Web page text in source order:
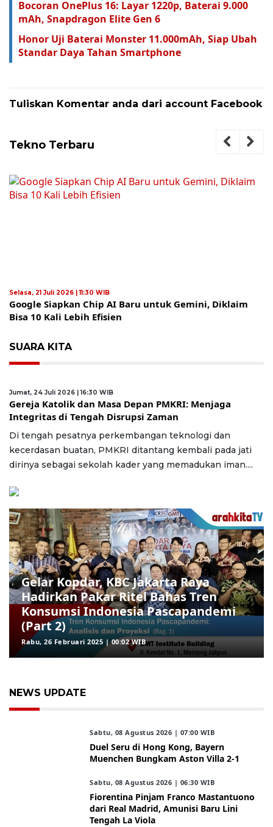
Bocoran OnePlus 16: Layar 1220p, Baterai 9.000
mAh, Snapdragon Elite Gen 6
Honor Uji Baterai Monster 11.000mAh, Siap Ubah
Standar Daya Tahan Smartphone
Tuliskan Komentar anda dari account Facebook
Tekno Terbaru
Selasa, 21 Juli 2026 | 11:30 WIB
Google Siapkan Chip AI Baru untuk Gemini, Diklaim
Bisa 10 Kali Lebih Efisien
SUARA KITA
Jumat, 24 Juli 2026 | 16:30 WIB
Gereja Katolik dan Masa Depan PMKRI: Menjaga
Integritas di Tengah Disrupsi Zaman
Di tengah pesatnya perkembangan teknologi dan
kecerdasan buatan, PMKRI ditantang kembali pada jati
dirinya sebagai sekolah kader yang memadukan iman....
Gelar Kopdar, KBC Jakarta Raya
Hadirkan Pakar Ritel Bahas Tren
Konsumsi Indonesia Pascapandemi
(Part 2)
Rabu, 26 Februari 2025 | 00:02 WIB
NEWS UPDATE
Sabtu, 08 Agustus 2026 | 07:00 WIB
Duel Seru di Hong Kong, Bayern
Muenchen Bungkam Aston Villa 2-1
Sabtu, 08 Agustus 2026 | 06:30 WIB
Fiorentina Pinjam Franco Mastantuono
dari Real Madrid, Amunisi Baru Lini
Tengah La Viola